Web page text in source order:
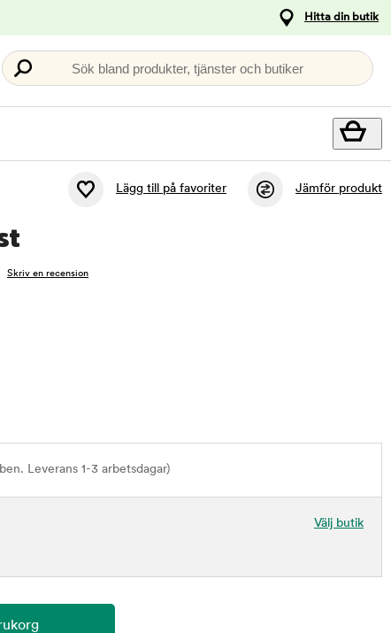
Hitta din butik
Sök bland produkter, tjänster och butiker
Lägg till på favoriter Jämför produkt
Skriv en recension
Leverans 1-3 arbetsdagar)
Välj butik